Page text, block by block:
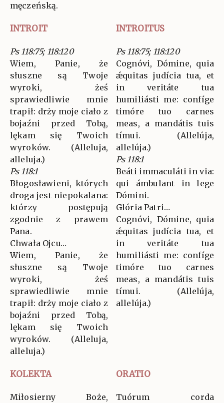
męczeńską.
INTROIT INTROITUS
Ps 118:75; 118:120
Wiem, Panie, że
słuszne są Twoje
wyroki, żeś
sprawiedliwie mnie
trapił: drży moje ciało z
bojaźni przed Tobą,
lękam się Twoich
wyroków. (Alleluja,
alleluja.)
Ps 118:1
Błogosławieni, których
droga jest niepokalana:
którzy postępują
zgodnie z prawem
Pana.
Chwała Ojcu…
Wiem, Panie, że
słuszne są Twoje
wyroki, żeś
sprawiedliwie mnie
trapił: drży moje ciało z
bojaźni przed Tobą,
lękam się Twoich
wyroków. (Alleluja,
alleluja.)
Ps 118:75; 118:120
Cognóvi, Dómine, quia
ǽquitas judícia tua, et
in veritáte tua
humiliásti me: confíge
timóre tuo carnes
meas, a mandátis tuis
tímui. (Allelúja,
allelúja.)
Ps 118:1
Beáti immaculáti in via:
qui ámbulant in lege
Dómini.
Glória Patri…
Cognóvi, Dómine, quia
ǽquitas judícia tua, et
in veritáte tua
humiliásti me: confíge
timóre tuo carnes
meas, a mandátis tuis
tímui. (Allelúja,
allelúja.)
KOLEKTA ORATIO
Miłosierny Boże,
Tuórum corda